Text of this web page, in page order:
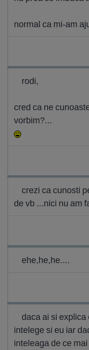
normal ca mi-am
rodi,
cred ca ne
vorbim?...
crezi ca cunosti
de vb ...nici nu am
ehe,he,he....
daca ai si
intelege si eu iar
inteleaga de ce